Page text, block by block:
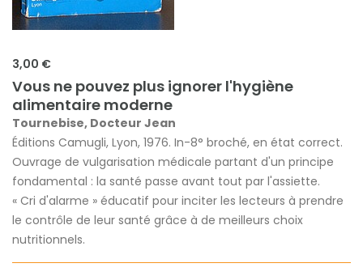
3,00 €
Vous ne pouvez plus ignorer l'hygiène
alimentaire moderne
Tournebise, Docteur Jean
Éditions Camugli, Lyon, 1976. In-8° broché, en état correct.
Ouvrage de vulgarisation médicale partant d'un principe
fondamental : la santé passe avant tout par l'assiette.
« Cri d'alarme » éducatif pour inciter les lecteurs à prendre
le contrôle de leur santé grâce à de meilleurs choix
nutritionnels.